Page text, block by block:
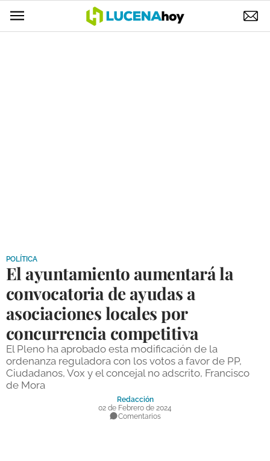
DEPORTES
COMPETICIONES
OPINIÓN
VENTANA CIUDADANA
POLÍTICA
El ayuntamiento aumentará la
convocatoria de ayudas a
asociaciones locales por
concurrencia competitiva
El Pleno ha aprobado esta modificación de la
ordenanza reguladora con los votos a favor de PP,
Ciudadanos, Vox y el concejal no adscrito, Francisco
de Mora
Redacción
02 de Febrero de 2024
Comentarios